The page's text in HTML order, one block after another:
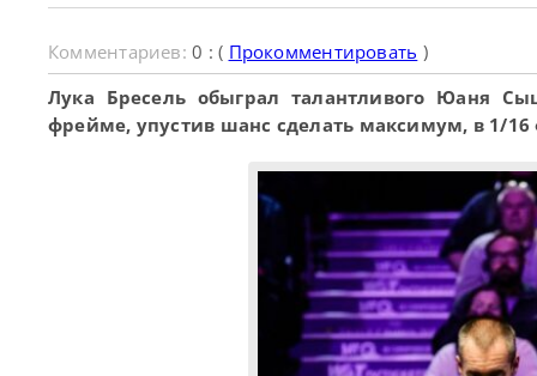
Комментариев:0 : ( Прокомментировать )
Лука Бресель обыграл талантливого Юаня
фрейме, упустив шанс сделать максимум, в 1/16